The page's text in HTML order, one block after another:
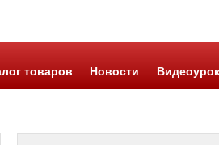
товаров Новости